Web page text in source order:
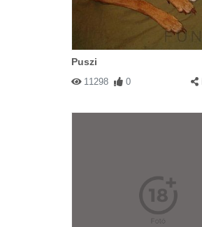
Puszi
11298 0